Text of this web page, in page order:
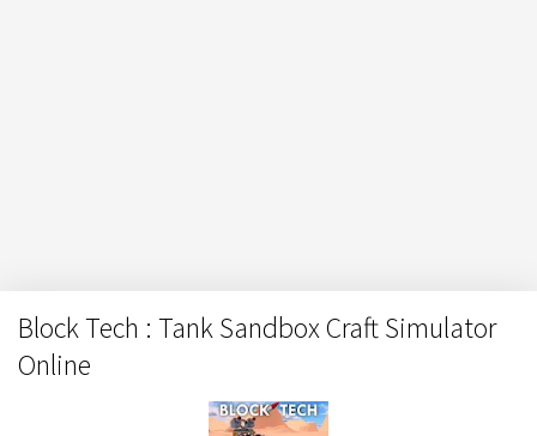
Block Tech : Tank Sandbox Craft Simulator
Online